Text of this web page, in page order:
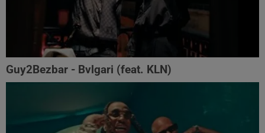
Guy2Bezbar - Bvlgari (feat. KLN)